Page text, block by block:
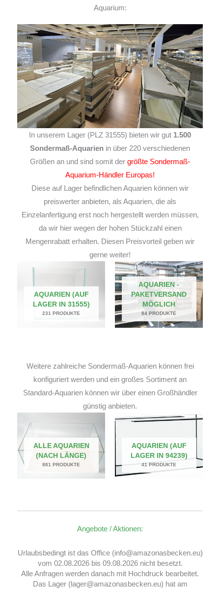
Aquarium:
In unserem Lager (PLZ 31555) bieten wir gut 1.500
Sondermaß-Aquarien in über 220 verschiedenen
Größen an und sind somit der größte Sondermaß-
Aquarium-Händler Europas!
Diese auf Lager befindlichen Aquarien können wir
preiswerter anbieten, als Aquarien, die als
Einzelanfertigung erst noch hergestellt werden müssen,
da wir hier wegen der hohen Stückzahl einen
Mengenrabatt erhalten. Diesen Preisvorteil geben wir
gerne weiter!
AQUARIEN (AUF
LAGER IN 31555)
231 PRODUKTE
AQUARIEN -
PAKETVERSAND
MÖGLICH
84 PRODUKTE
Weitere zahlreiche Sondermaß-Aquarien können frei
konfiguriert werden und ein großes Sortiment an
Standard-Aquarien können wir über einen Großhändler
günstig anbieten.
ALLE AQUARIEN
(NACH LÄNGE)
881 PRODUKTE
AQUARIEN (AUF
LAGER IN 94239)
41 PRODUKTE
Angebote / Aktionen:
Urlaubsbedingt ist das Office (info@amazonasbecken.eu)
vom 02.08.2026 bis 09.08.2026 nicht besetzt.
Alle Anfragen werden danach mit Hochdruck bearbeitet.
Das Lager (lager@amazonasbecken.eu) hat am